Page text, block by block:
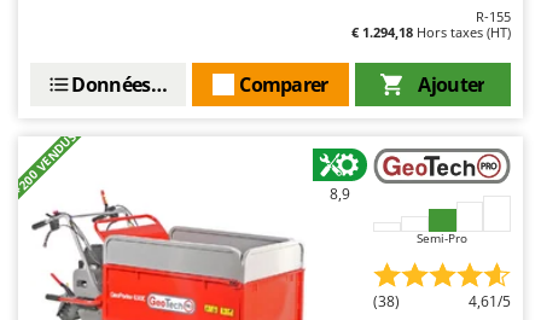
R-155
€ 1.294,18 Hors taxes (HT)
Ajouter
Comparer
Données techniques
+200 VENDUS 8,9
Semi-Pro
(38) 4,61/5